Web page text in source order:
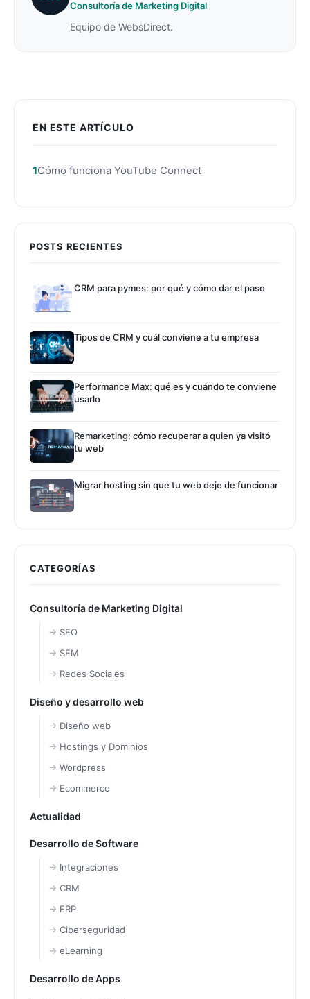
EN ESTE ARTÍCULO
Cómo funciona YouTube Connect
POSTS RECIENTES
CRM para pymes: por qué y cómo dar el paso
Tipos de CRM y cuál conviene a tu empresa
Performance Max: qué es y cuándo te conviene
usarlo
Remarketing: cómo recuperar a quien ya visitó
tu web
Migrar hosting sin que tu web deje de funcionar
CATEGORÍAS
Consultoría de Marketing Digital
SEO
SEM
Redes Sociales
Diseño y desarrollo web
Diseño web
Hostings y Dominios
Wordpress
Ecommerce
Actualidad
Desarrollo de Software
Integraciones
CRM
ERP
Ciberseguridad
eLearning
Desarrollo de Apps
Consultoría de Marketing Digital
Equipo de WebsDirect.